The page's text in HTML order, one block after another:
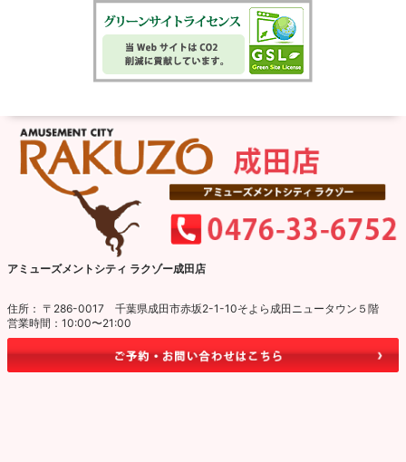
アミューズメントシティ ラクゾー成田店
住所： 〒286-0017 千葉県成田市赤坂2-1-10そよら成田ニュータウン５階
営業時間：10:00〜21:00